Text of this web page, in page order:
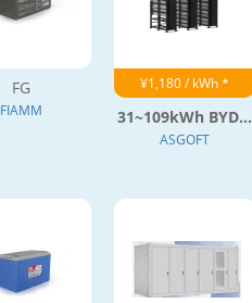
FG
FIAMM
¥1,180 / kWh *
31~109kWh BYD...
ASGOFT